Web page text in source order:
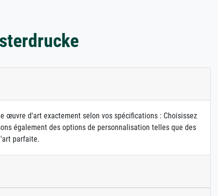
œuvre d'art exactement selon vos spécifications : Choisissez
également des options de personnalisation telles que des
parfaite.